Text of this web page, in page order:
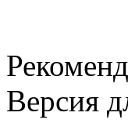
Версия